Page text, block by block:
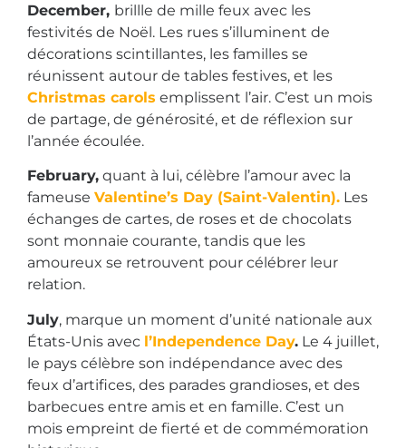
December, brillle de mille feux avec les
festivités de Noël. Les rues s’illuminent de
décorations scintillantes, les familles se
réunissent autour de tables festives, et les
Christmas carols emplissent l’air. C’est un mois
de partage, de générosité, et de réflexion sur
l’année écoulée.
February, quant à lui, célèbre l’amour avec la
fameuse Valentine’s Day (Saint-Valentin). Les
échanges de cartes, de roses et de chocolats
sont monnaie courante, tandis que les
amoureux se retrouvent pour célébrer leur
relation.
July, marque un moment d’unité nationale aux
États-Unis avec l’Independence Day. Le 4 juillet,
le pays célèbre son indépendance avec des
feux d’artifices, des parades grandioses, et des
barbecues entre amis et en famille. C’est un
mois empreint de fierté et de commémoration